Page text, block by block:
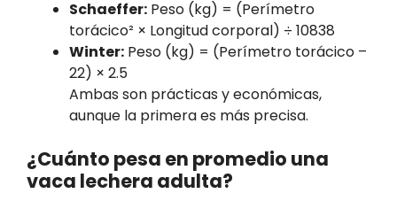
Schaeffer: Peso (kg) = (Perímetro
torácico² × Longitud corporal) ÷ 10838
Winter: Peso (kg) = (Perímetro torácico –
22) × 2.5
Ambas son prácticas y económicas,
aunque la primera es más precisa.
¿Cuánto pesa en promedio una
vaca lechera adulta?